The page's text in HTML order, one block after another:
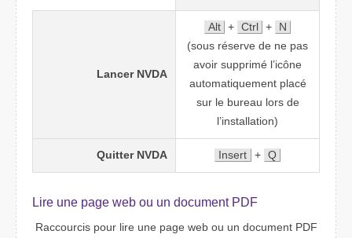
Lancer NVDA
Alt + Ctrl +
N
(sous réserve de ne pas
avoir supprimé l’icône
automatiquement placé
sur le bureau lors de
l’installation)
Quitter NVDA Insert + Q
Lire une page web ou un document PDF
Raccourcis pour lire une page web ou un document PDF